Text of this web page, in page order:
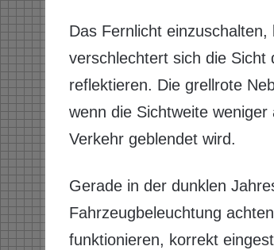
Das Fernlicht
verschlechtert sich die Sicht
reflektieren. Die grellrote
wenn die Sichtweite
Verkehr geblendet wird.
Gerade in der dunklen
Fahrzeugbeleuchtung
funktionieren, korrekt